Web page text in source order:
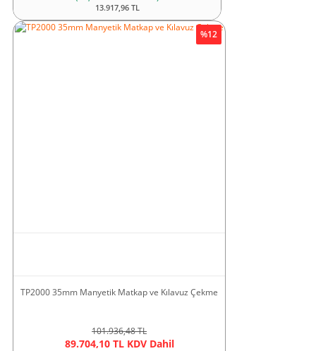
13.917,96 TL
TP2000 35mm Manyetik Matkap ve Kılavuz Çekme
101.936,48 TL
89.704,10 TL KDV Dahil
%12